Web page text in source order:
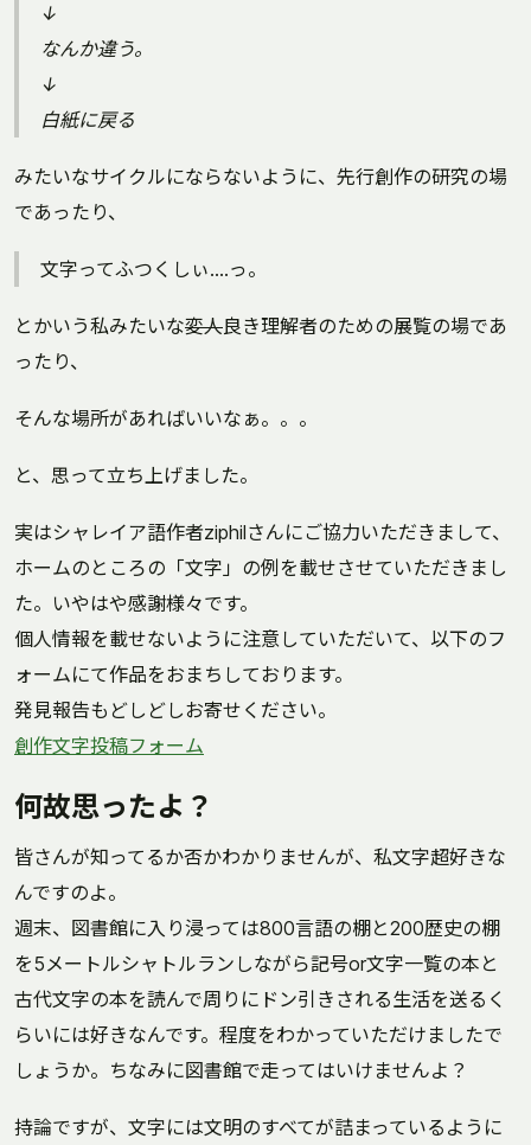
↓
なんか違う。
↓
白紙に戻る
みたいなサイクルにならないように、先行創作の研究の場
であったり、
文字ってふつくしぃ....っ。
とかいう私みたいな変人良き理解者のための展覧の場であ
ったり、
そんな場所があればいいなぁ。。。
と、思って立ち上げました。
実はシャレイア語作者ziphilさんにご協力いただきまして、
ホームのところの「文字」の例を載せさせていただきまし
た。いやはや感謝様々です。
個人情報を載せないように注意していただいて、以下のフ
ォームにて作品をおまちしております。
発見報告もどしどしお寄せください。
創作文字投稿フォーム
何故思ったよ？
皆さんが知ってるか否かわかりませんが、私文字超好きな
んですのよ。
週末、図書館に入り浸っては800言語の棚と200歴史の棚
を5メートルシャトルランしながら記号or文字一覧の本と
古代文字の本を読んで周りにドン引きされる生活を送るく
らいには好きなんです。程度をわかっていただけましたで
しょうか。ちなみに図書館で走ってはいけませんよ？
持論ですが、文字には文明のすべてが詰まっているように